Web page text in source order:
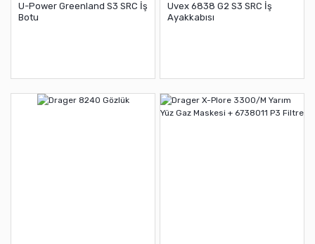
U-Power Greenland S3 SRC İş
Botu
Uvex 6838 G2 S3 SRC İş
Ayakkabısı